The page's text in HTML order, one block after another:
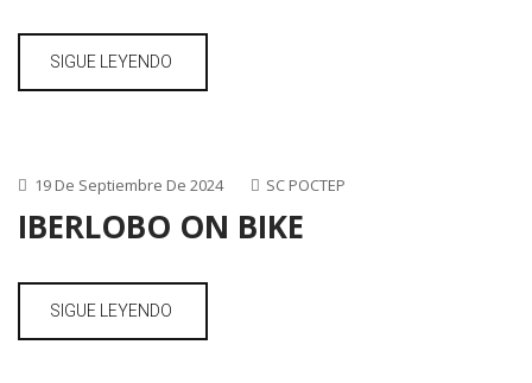
SIGUE LEYENDO
19 De Septiembre De 2024 SC POCTEP
IBERLOBO ON BIKE
SIGUE LEYENDO